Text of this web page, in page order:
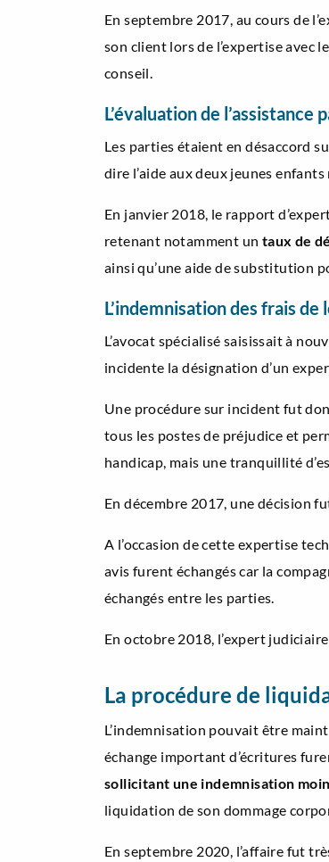
En septembre 2017, au cours de
son client lors de l’expertise avec le
conseil.
L’évaluation de l’assistance
Les parties étaient en désaccord
dire l’aide aux deux jeunes
En janvier 2018, le rapport
retenant notamment un taux de
ainsi qu’une aide de substitution
L’indemnisation des frais
L’avocat spécialisé saisissait à
incidente la désignation d’un
Une procédure sur incident fut
tous les postes de préjudice et
handicap, mais une tranquillité
En décembre 2017, une décision
A l’occasion de cette expertise
avis furent échangés car la
échangés entre les parties.
En octobre 2018, l’expert
La procédure de
L’indemnisation pouvait être
échange important d’écritures
sollicitant une indemnisation
liquidation de son dommage
En septembre 2020, l’affaire fut